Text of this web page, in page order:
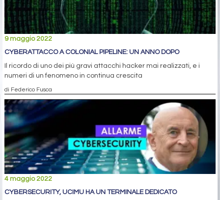
9 maggio 2022
CYBERATTACCO A COLONIAL PIPELINE: UN ANNO DOPO
Il ricordo di uno dei più gravi attacchi hacker mai realizzati, e i
numeri di un fenomeno in continua crescita
di Federico Fusca
4 maggio 2022
CYBERSECURITY, UCIMU HA UN TERMINALE DEDICATO